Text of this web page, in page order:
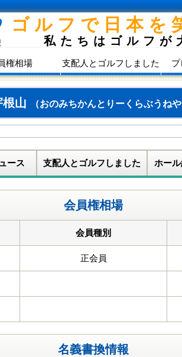
ゴルフで日本を
私たちはゴルフが
権相場 支配人とゴルフしました
根山 （おのみちかんとりーくらぶうねや
ース 支配人とゴルフしました ホー
会員権相場
会員種別
正会員
名義書換情報